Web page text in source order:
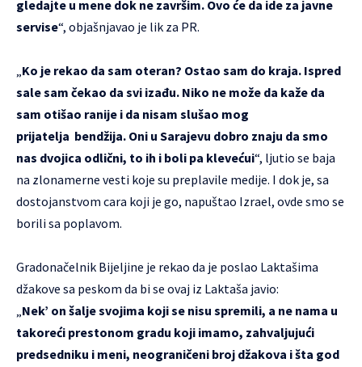
gledajte u mene dok ne završim. Ovo će da ide za javne
servise“, objašnjavao je lik za PR.
„Ko je rekao da sam oteran? Ostao sam do kraja. Ispred
sale sam čekao da svi izađu. Niko ne može da kaže da
sam otišao ranije i da nisam slušao mog
prijatelja bendžija. Oni u Sarajevu dobro znaju da smo
nas dvojica odlični, to ih i boli pa klevećui“, ljutio se baja
na zlonamerne vesti koje su preplavile medije. I dok je, sa
dostojanstvom cara koji je go, napuštao Izrael, ovde smo se
borili sa poplavom.
Gradonačelnik Bijeljine je rekao da je poslao Laktašima
džakove sa peskom da bi se ovaj iz Laktaša javio:
„Nek’ on šalje svojima koji se nisu spremili, a ne nama u
takoreći prestonom gradu koji imamo, zahvaljujući
predsedniku i meni, neograničeni broj džakova i šta god